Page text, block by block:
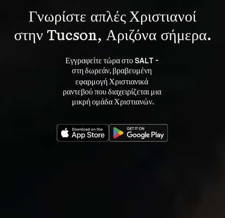
Γνωρίστε απλές Χριστιανοί
στην Tucson, Αριζόνα σήμερα.
Εγγραφείτε τώρα στο SALT -
στη δωρεάν, βραβευμένη
εφαρμογή Χριστιανικά
ραντεβού που διαχειρίζεται μια
μικρή ομάδα Χριστιανών.